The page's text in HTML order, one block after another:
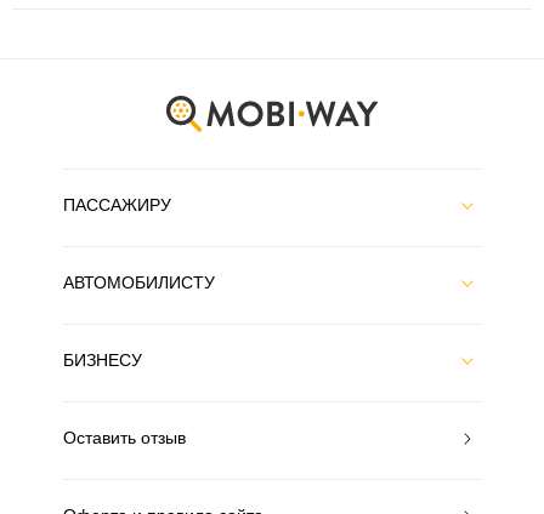
ПАССАЖИРУ
АВТОМОБИЛИСТУ
БИЗНЕСУ
Оставить отзыв